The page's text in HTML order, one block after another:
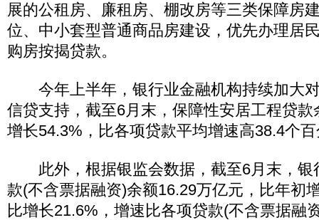
展的公租房、廉租房、棚改房等三类保障房
位、中小套型普通商品房建设，优先办理居
购房按揭贷款。
今年上半年，银行业金融机构持续加大
信贷支持，截至6月末，保障性安居工程贷
增长54.3%，比各项贷款平均增速高38.4个
此外，根据银监会数据，截至6月末，银
款(不含票据融资)余额16.29万亿元，比年初
比增长21.6%，增速比各项贷款(不含票据融